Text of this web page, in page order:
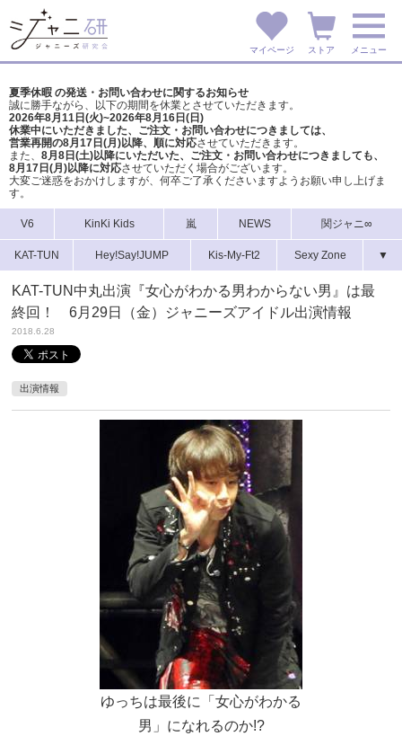
マイページ ストア メニュー
夏季休暇 の発送・お問い合わせに関するお知らせ
誠に勝手ながら、以下の期間を休業とさせていただきます。
2026年8月11日(火)~2026年8月16日(日)
休業中にいただきました、ご注文・お問い合わせにつきましては、
営業再開の8月17日(月)以降、順に対応させていただきます。
また、 8月8日(土)以降にいただいた、ご注文・ お問い合わせにつきましても、
8月17日(月)以降に対応させていただく場合がございます。
大変ご迷惑をおかけしますが、 何卒ご了承くださいますようお願い申し上げま
す。
V6 KinKi Kids 嵐 NEWS 関ジャニ∞
KAT-TUN Hey!Say!JUMP Kis-My-Ft2 Sexy Zone ▼
KAT-TUN中丸出演『女心がわかる男わからない男』は最
終回！ 6月29日（金）ジャニーズアイドル出演情報
2018.6.28
出演情報
ゆっちは最後に「女心がわかる
男」になれるのか!?